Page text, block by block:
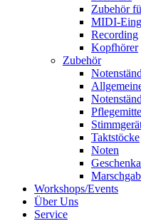
Zubehör
MIDI-
Recording
Kopfhörer
Zubehör
Taktstöcke
Noten
Workshops/Events
Über Uns
Service